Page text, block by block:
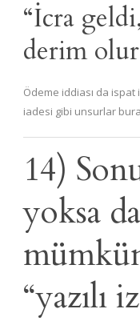
“İcra
derim
Ödeme iddiası da
iadesi gibi unsurlar
14)
yoksa
“yazılı